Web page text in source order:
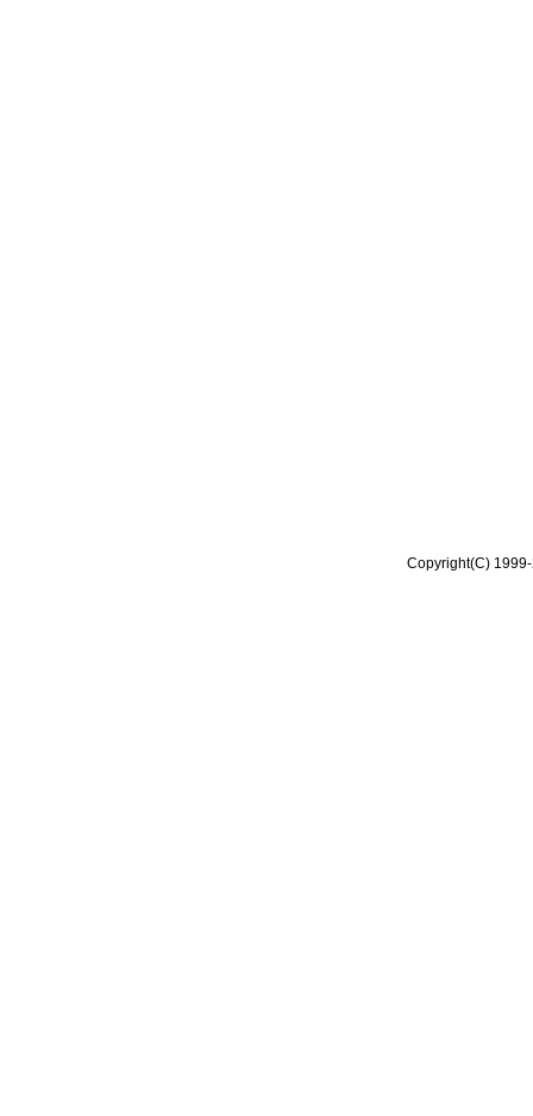
Copyright(C)